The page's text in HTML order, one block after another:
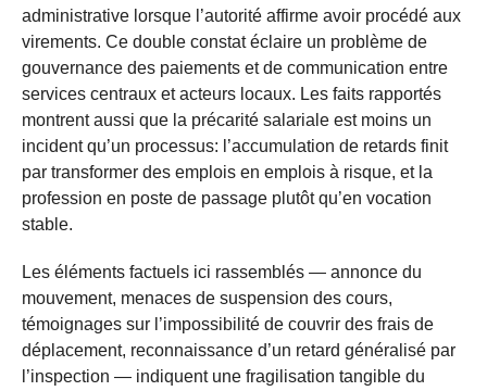
administrative lorsque l’autorité affirme avoir procédé aux
virements. Ce double constat éclaire un problème de
gouvernance des paiements et de communication entre
services centraux et acteurs locaux. Les faits rapportés
montrent aussi que la précarité salariale est moins un
incident qu’un processus: l’accumulation de retards finit
par transformer des emplois en emplois à risque, et la
profession en poste de passage plutôt qu’en vocation
stable.
Les éléments factuels ici rassemblés — annonce du
mouvement, menaces de suspension des cours,
témoignages sur l’impossibilité de couvrir des frais de
déplacement, reconnaissance d’un retard généralisé par
l’inspection — indiquent une fragilisation tangible du